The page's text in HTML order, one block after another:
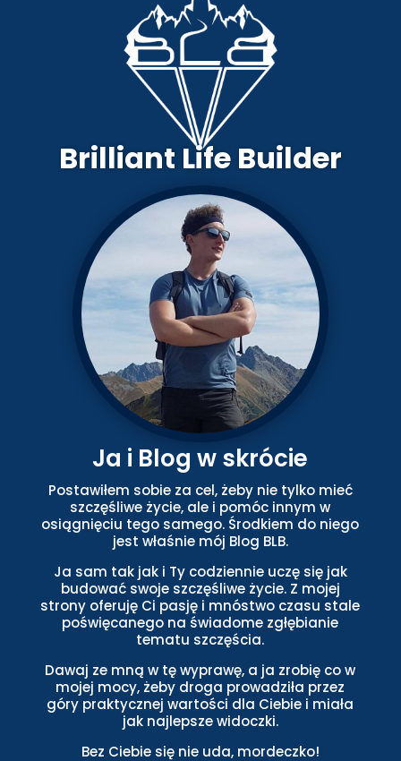
Brilliant Life Builder
Ja i Blog w skrócie
Postawiłem sobie za cel, żeby nie tylko mieć
szczęśliwe życie, ale i pomóc innym w
osiągnięciu tego samego. Środkiem do niego
jest właśnie mój Blog BLB.
Ja sam tak jak i Ty codziennie uczę się jak
budować swoje szczęśliwe życie. Z mojej
strony oferuję Ci pasję i mnóstwo czasu stale
poświęcanego na świadome zgłębianie
tematu szczęścia.
Dawaj ze mną w tę wyprawę, a ja zrobię co w
mojej mocy, żeby droga prowadziła przez
góry praktycznej wartości dla Ciebie i miała
jak najlepsze widoczki.
Bez Ciebie się nie uda, mordeczko!